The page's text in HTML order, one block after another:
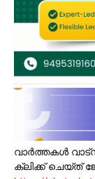
വാർത്തകൾ
ക്ലിക്ക് ചെയ്ത്